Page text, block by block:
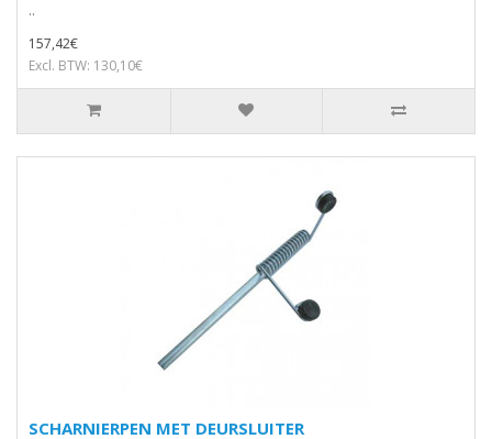
..
157,42€
Excl. BTW: 130,10€
SCHARNIERPEN MET DEURSLUITER